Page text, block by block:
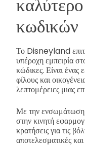
κωδικών
Το Disneyland
υπέροχη εμπειρία
κώδικες. Είναι ένας
φίλους και
λεπτομέρειες μιας
Με την
στην κινητή
κρατήσεις για τις
αποτελεσματικές